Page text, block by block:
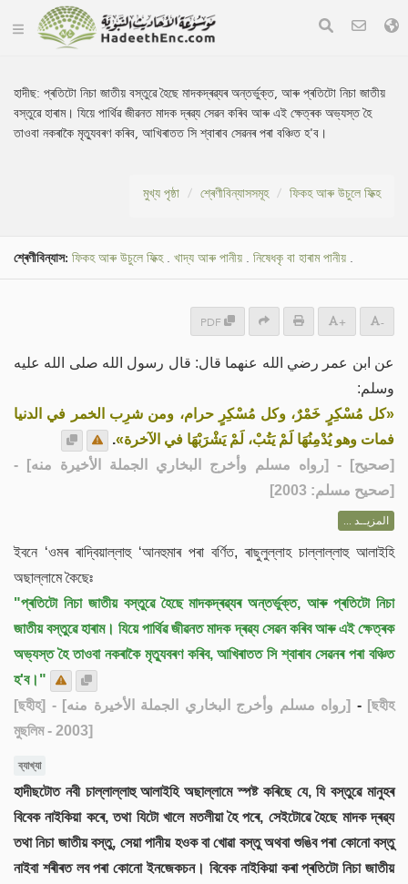
হাদীছ:প্ৰতিটো নিচা জাতীয় বস্তুৱে হৈছে মাদকদ্ৰৱ্যৰ অন্তৰ্ভুক্ত, আৰু প্ৰতিটো নিচা জাতীয়
বস্তুৱে হাৰাম। যিয়ে পাৰ্থিৱ জীৱনত মাদক দ্ৰৱ্য সেৱন কৰিব আৰু এই ক্ষেত্ৰক অভ্যস্ত হৈ
তাওবা নকৰাকৈ মৃত্যুবৰণ কৰিব, আখিৰাতত সি শ্বাৰাব সেৱনৰ পৰা বঞ্চিত হ'ব।
মুখ্য পৃষ্ঠা শ্ৰেণীবিন্যাসসমূহ ফিকহ আৰু উচুলে ফিক্হ
শ্ৰেণীবিন্যাস: ফিকহ আৰু উচুলে ফিক্হ. খাদ্য আৰু পানীয় . নিষেধকৃ বা হাৰাম পানীয় .
PDF + -
عن ابن عمر رضي الله عنهما قال: قال رسول الله صلى الله عليه
وسلم:
«كل مُسْكِرٍ خَمْرٌ، وكل مُسْكِرٍ حرام، ومن شرِب الخمر في الدنيا
فمات وهو يُدْمِنُهَا لَمْ يَتُبْ، لَمْ يَشْرَبْهَا في الآخرة».
[صحيح] - [رواه مسلم وأخرج البخاري الجملة الأخيرة منه] -
[صحيح مسلم: 2003]
المزيــد ...
ইবনে ‘ওমৰ ৰাদ্বিয়াল্লাহু ‘আনহুমাৰ পৰা বৰ্ণিত, ৰাছুলুল্লাহ চাল্লাল্লাহু আলাইহি
অছাল্লামে কৈছেঃ
"প্ৰতিটো নিচা জাতীয় বস্তুৱে হৈছে মাদকদ্ৰৱ্যৰ অন্তৰ্ভুক্ত, আৰু প্ৰতিটো নিচা
জাতীয় বস্তুৱে হাৰাম। যিয়ে পাৰ্থিৱ জীৱনত মাদক দ্ৰৱ্য সেৱন কৰিব আৰু এই ক্ষেত্ৰক
অভ্যস্ত হৈ তাওবা নকৰাকৈ মৃত্যুবৰণ কৰিব, আখিৰাতত সি শ্বাৰাব সেৱনৰ পৰা বঞ্চিত
হ'ব।"
[ছহীহ]
- [رواه مسلم وأخرج البخاري الجملة الأخيرة منه] - [ছহীহ
মুছলিম - 2003]
ব্যাখ্যা
হাদীছটোত নবী চাল্লাল্লাহু আলাইহি অছাল্লামে স্পষ্ট কৰিছে যে, যি বস্তুৱে মানুহৰ
বিবেক নাইকিয়া কৰে, তথা যিটো খালে মতলীয়া হৈ পৰে, সেইটোৱে হৈছে মাদক দ্ৰৱ্য
তথা নিচা জাতীয় বস্তু, সেয়া পানীয় হওক বা খোৱা বস্তু অথবা শুঙিব পৰা কোনো বস্তু
নাইবা শৰীৰত লব পৰা কোনো ইনজেকচন। বিবেক নাইকিয়া কৰা প্ৰতিটো নিচা জাতীয়